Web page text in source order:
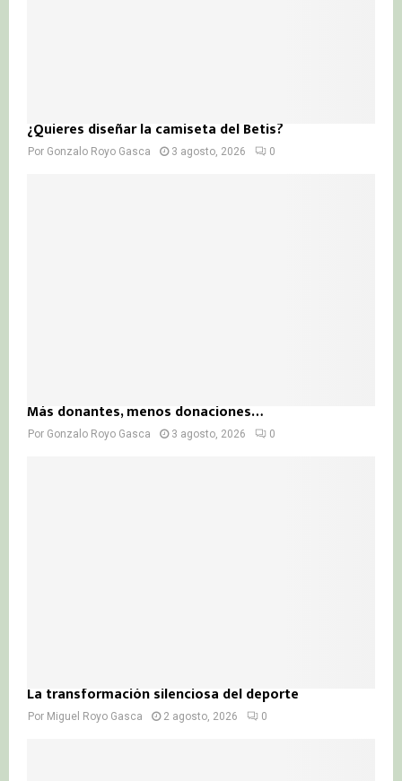
¿Quieres diseñar la camiseta del Betis?
Por Gonzalo Royo Gasca 3 agosto, 2026 0
Más donantes, menos donaciones…
Por Gonzalo Royo Gasca 3 agosto, 2026 0
La transformación silenciosa del deporte
Por Miguel Royo Gasca 2 agosto, 2026 0